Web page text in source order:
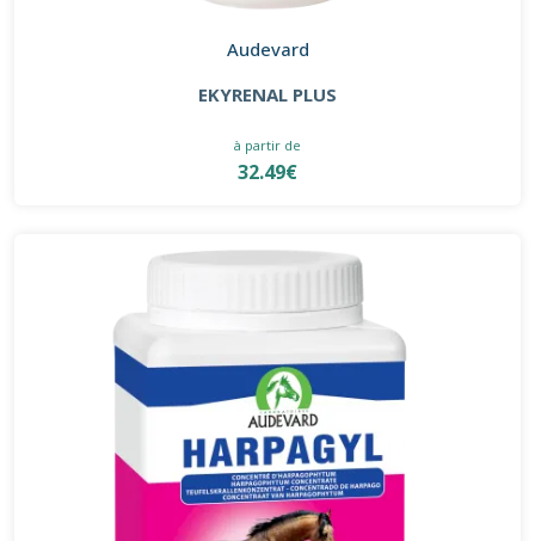
Audevard
EKYRENAL PLUS
à partir de
32.49€